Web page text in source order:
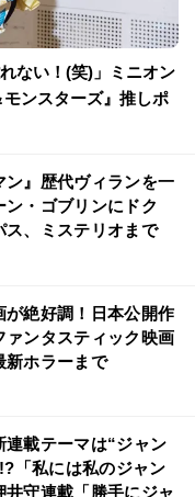
ない！(笑)」ミニオン
ンスターズ』推しポ
ン』歴代ヴィランを一
ン・ゴブリンにドク
ス、ミステリオまで
が絶好調！日本公開作
ァンタスティック映画
新ホラーまで
連載テーマは“ジャン
「私には私のジャン
井守連載「勝手にジャ